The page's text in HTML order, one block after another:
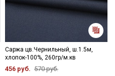
Саржа цв.Чернильный, ш.1.5м,
хлопок-100%, 260гр/м.кв
456 руб. 570 руб.